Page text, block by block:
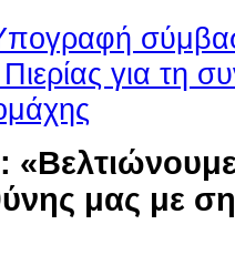
μας με